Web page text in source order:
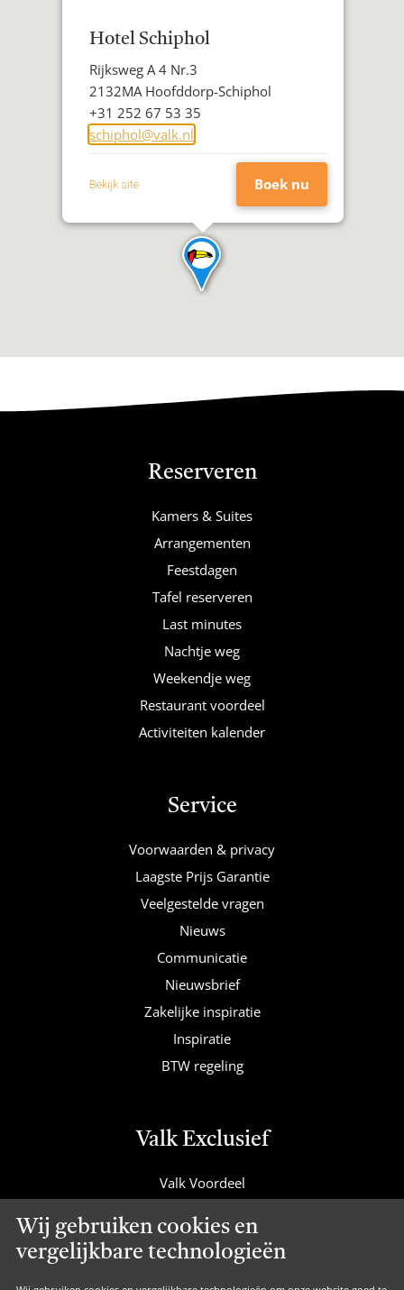
Wij gebruiken cookies en
vergelijkbare technologieën
Hotel Schiphol
Adres
Rijksweg A 4 Nr.3
Postcode
Woonplaats
2132MA Hoofddorp-Schiphol
Telefoon
+31 252 67 53 35
E-
mailadres
schiphol@valk.nl
Bekijk site Boek nu
Reserveren
Kamers & Suites
Arrangementen
Feestdagen
Tafel reserveren
Last minutes
Nachtje weg
Weekendje weg
Restaurant voordeel
Activiteiten kalender
Service
Voorwaarden & privacy
Laagste Prijs Garantie
Veelgestelde vragen
Nieuws
Communicatie
Nieuwsbrief
Zakelijke inspiratie
Inspiratie
BTW regeling
Valk Exclusief
Valk Voordeel
Valk Suites
Valk Jobs